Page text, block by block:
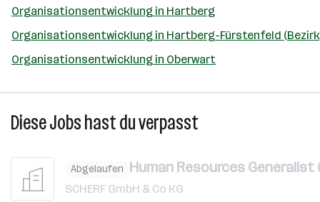
Organisationsentwicklung in Hartberg
Organisationsentwicklung in Hartberg-Fürstenfeld
Organisationsentwicklung in Oberwart
Diese Jobs hast du verpasst
Abgelaufen Human Resources Generalist
SCHERF GmbH & Co KG